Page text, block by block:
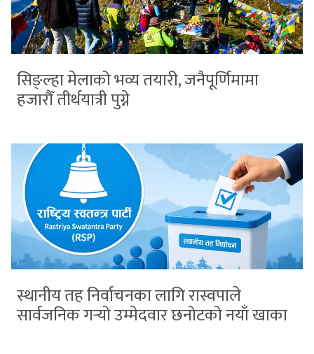
सिङ्ल्हा मेलाको भव्य तयारी, जनैपूर्णिमामा
हजारौँ तीर्थयात्री पुग्ने
स्थानीय तह निर्वाचनका लागि रास्वपाले
सार्वजनिक गर्‍यो उम्मेदवार छनोटको नयाँ खाका